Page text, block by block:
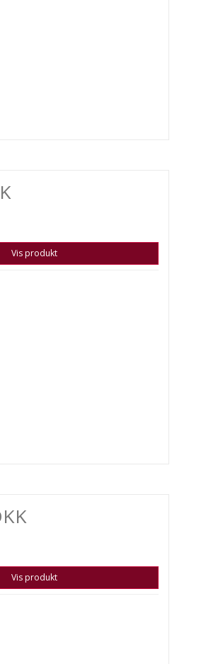
Vis produkt
Vis produkt